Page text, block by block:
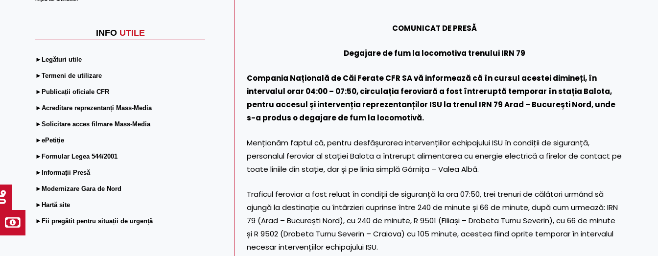
INFO UTILE
►Legături utile
►Termeni de utilizare
►Publicații oficiale CFR
►Acreditare reprezentanți Mass-Media
►Solicitare acces filmare Mass-Media
►ePetiție
►Formular Legea 544/2001
►Informații Presă
►Modernizare Gara de Nord
►Hartă site
►Fii pregătit pentru situații de urgență
COMUNICAT DE PRESĂ
Degajare de fum la locomotiva trenului IRN 79
Compania Națională de Căi Ferate CFR SA vă informează că în cursul acestei dimineți, în
intervalul orar 04:00 – 07:50, circulația feroviară a fost întreruptă temporar în stația Balota,
pentru accesul și intervenția reprezentanților ISU la trenul IRN 79 Arad – București Nord, unde
s-a produs o degajare de fum la locomotivă.
Menționăm faptul că, pentru desfășurarea intervențiilor echipajului ISU în condiții de siguranță,
personalul feroviar al stației Balota a întrerupt alimentarea cu energie electrică a firelor de contact pe
toate liniile din stație, dar și pe linia simplă Gârnița – Valea Albă.
Traficul feroviar a fost reluat în condiții de siguranță la ora 07:50, trei trenuri de călători urmând să
ajungă la destinație cu întârzieri cuprinse între 240 de minute și 66 de minute, după cum urmează: IRN
79 (Arad – București Nord), cu 240 de minute, R 9501 (Filiași – Drobeta Turnu Severin), cu 66 de minute
și R 9502 (Drobeta Turnu Severin – Craiova) cu 105 minute, acestea fiind oprite temporar în intervalul
necesar intervențiilor echipajului ISU.